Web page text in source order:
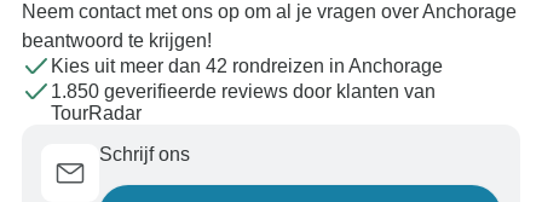
Neem contact met ons op om al je vragen over Anchorage
beantwoord te krijgen!
Kies uit meer dan 42 rondreizen in Anchorage
1.850 geverifieerde reviews door klanten van
TourRadar
Schrijf ons